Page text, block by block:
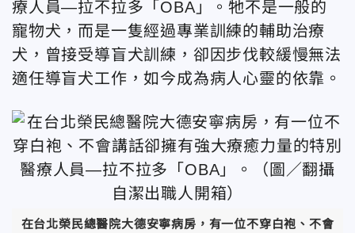
療人員—拉不拉多「OBA」。牠不是一般的
寵物犬，而是一隻經過專業訓練的輔助治療
犬，曾接受導盲犬訓練，卻因步伐較緩慢無法
適任導盲犬工作，如今成為病人心靈的依靠。
在台北榮民總醫院大德安寧病房，有一位不穿白袍、不會